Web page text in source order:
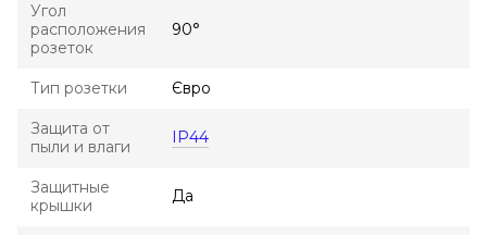
Угол
расположения
розеток
90°
Тип розетки Євро
Защита от
пыли и влаги
IP44
Защитные
крышки
Да